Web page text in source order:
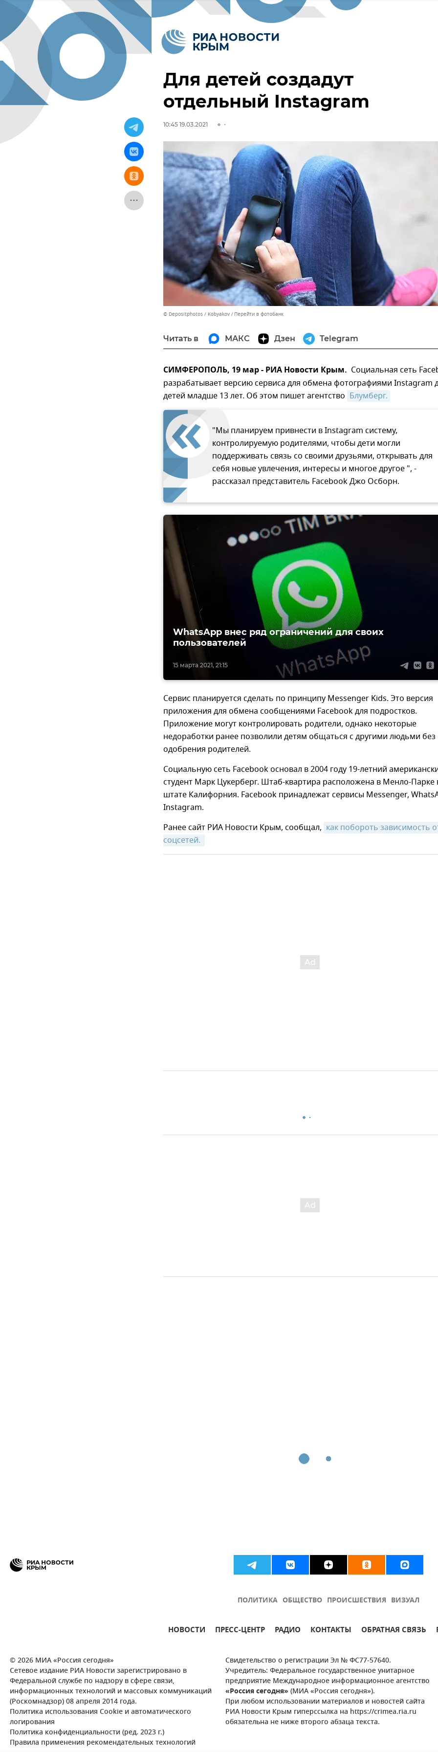
Для детей создадут
отдельный Instagram
10:45 19.03.2021
© Depositphotos / Kobyakov Перейти в фотобанк
Читать в МАКС Дзен Telegram
СИМФЕРОПОЛЬ, 19 мар - РИА Новости Крым. Социальная сеть
разрабатывает версию сервиса для обмена фотографиями Instagram
детей младше 13 лет. Об этом пишет агентство Блумберг.
"Мы планируем привнести в Instagram систему,
контролируемую родителями, чтобы дети могли
поддерживать связь со своими друзьями, открывать для
себя новые увлечения, интересы и многое другое ", -
рассказал представитель Facebook Джо Осборн.
15 марта 2021, 21:15
WhatsApp внес ряд ограничений для своих
пользователей
Сервис планируется сделать по принципу Messenger Kids. Это версия
приложения для обмена сообщениями Facebook для подростков.
Приложение могут контролировать родители, однако некоторые
недоработки ранее позволили детям общаться с другими людьми без
одобрения родителей.
Социальную сеть Facebook основал в 2004 году 19-летний
студент Марк Цукерберг. Штаб-квартира расположена в Менло-Парке
штате Калифорния. Facebook принадлежат сервисы Messenger,
Instagram.
Ранее сайт РИА Новости Крым, сообщал, как побороть зависимость
соцсетей.
ПОЛИТИКА ОБЩЕСТВО ПРОИСШЕСТВИЯ ВИЗУАЛ
НОВОСТИ ПРЕСС-ЦЕНТР РАДИО КОНТАКТЫ ОБРАТНАЯ СВЯЗЬ
© 2026 МИА «Россия сегодня»
Сетевое издание РИА Новости зарегистрировано в
Федеральной службе по надзору в сфере связи,
информационных технологий и массовых коммуникаций
(Роскомнадзор) 08 апреля 2014 года.
Политика использования Cookie и автоматического
логирования
Политика конфиденциальности (ред. 2023 г.)
Правила применения рекомендательных технологий
Свидетельство о регистрации Эл № ФС77-57640.
Учредитель: Федеральное государственное унитарное
предприятие Международное информационное агентство
«Россия сегодня» (МИА «Россия сегодня»).
При любом использовании материалов и новостей сайта
РИА Новости Крым гиперссылка на https://crimea.ria.ru
обязательна не ниже второго абзаца текста.